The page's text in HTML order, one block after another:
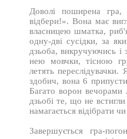
Доволі поширена гра,
відбери!». Вона має
власницею шматка,
одну-дві сусідки, за
дзьоба, викручуючись і
нею мовчки, тісною
летять
здобич, вона 6
Багато ворон вечорами
дзьобі те, що не
намагається відібрати
Завершується гра-